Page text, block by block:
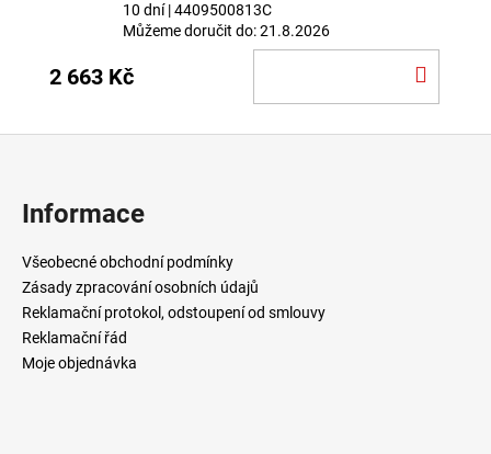
10 dní| 4409500813C
Můžeme doručit do:21.8.2026
2 663 Kč
Informace
Všeobecné obchodní podmínky
Zásady zpracování osobních údajů
Reklamační protokol, odstoupení od smlouvy
Reklamační řád
Moje objednávka